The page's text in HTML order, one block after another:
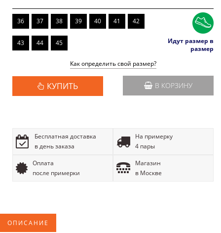
36 37 38 39 40 41 42
43 44 45
Идут размер в
размер
Как определить свой размер?
КУПИТЬ В КОРЗИНУ
Бесплатная доставка
в день заказа
На примерку
4 пары
Оплата
после примерки
Магазин
в Москве
ОПИСАНИЕ